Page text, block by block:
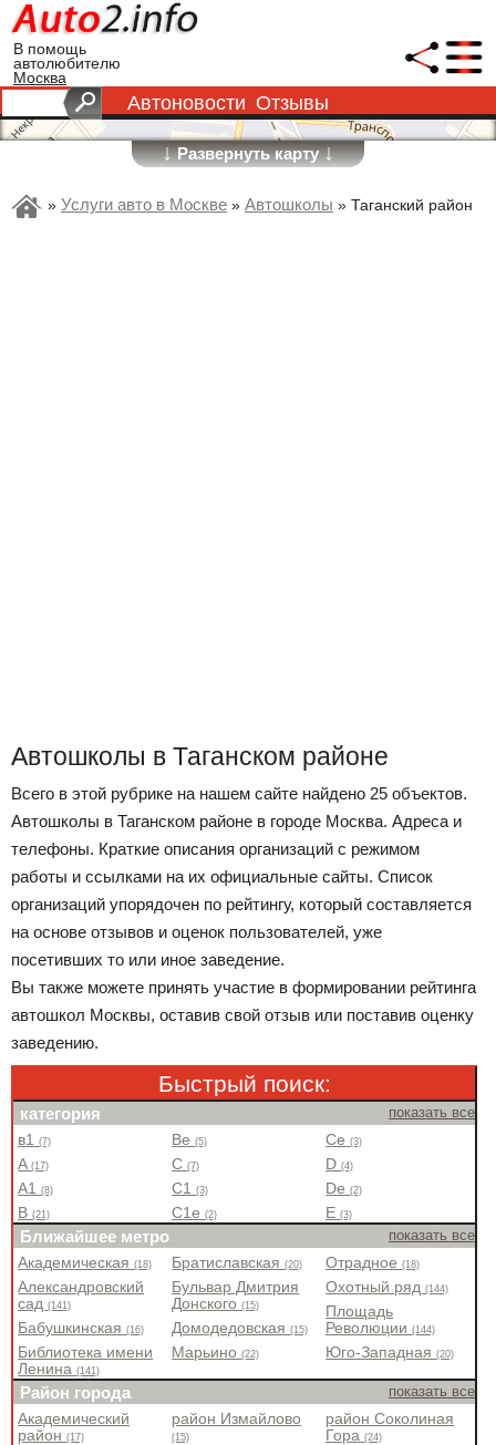
В помощь
автолюбителю
Москва
Автоновости Отзывы
↓Развернуть карту↓
» Услуги авто в Москве » Автошколы » Таганский район
Автошколы в Таганском районе
Всего в этой рубрике на нашем сайте найдено 25 объектов.
Автошколы в Таганском районе в городе Москва. Адреса и
телефоны. Краткие описания организаций с режимом
работы и ссылками на их официальные сайты. Список
организаций упорядочен по рейтингу, который составляется
на основе отзывов и оценок пользователей, уже
посетивших то или иное заведение.
Вы также можете принять участие в формировании рейтинга
автошкол Москвы, оставив свой отзыв или поставив оценку
заведению.
Быстрый поиск:
категория показать все
в1(7)
A(17)
A1(8)
B(21)
Be(5)
C(7)
C1(3)
C1e(2)
Ce(3)
D(4)
De(2)
E(3)
Ближайшее метро показать все
Академическая(18)
Александровский
сад(141)
Бабушкинская(16)
Библиотека имени
Ленина(141)
Братиславская(20)
Бульвар Дмитрия
Донского(15)
Домодедовская(15)
Марьино(22)
Отрадное(18)
Охотный ряд(144)
Площадь
Революции(144)
Юго-Западная(20)
Район города показать все
Академический
район(17)
район Измайлово
(15)
район Соколиная
Гора(24)